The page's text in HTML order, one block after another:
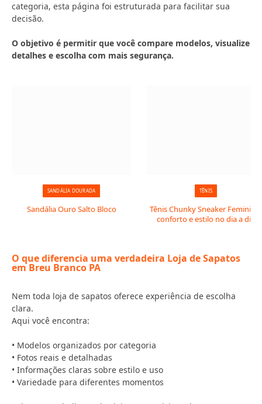
categoria, esta página foi estruturada para facilitar sua
decisão.
O objetivo é permitir que você compare modelos, visualize
detalhes e escolha com mais segurança.
SANDÁLIA DOURADA
Sandália Ouro Salto Bloco
TÊNIS
Tênis Chunky Sneaker Feminino:
conforto e estilo no dia a dia
O que diferencia uma verdadeira Loja de Sapatos
em Breu Branco PA
Nem toda loja de sapatos oferece experiência de escolha
clara.
Aqui você encontra:
• Modelos organizados por categoria
• Fotos reais e detalhadas
• Informações claras sobre estilo e uso
• Variedade para diferentes momentos